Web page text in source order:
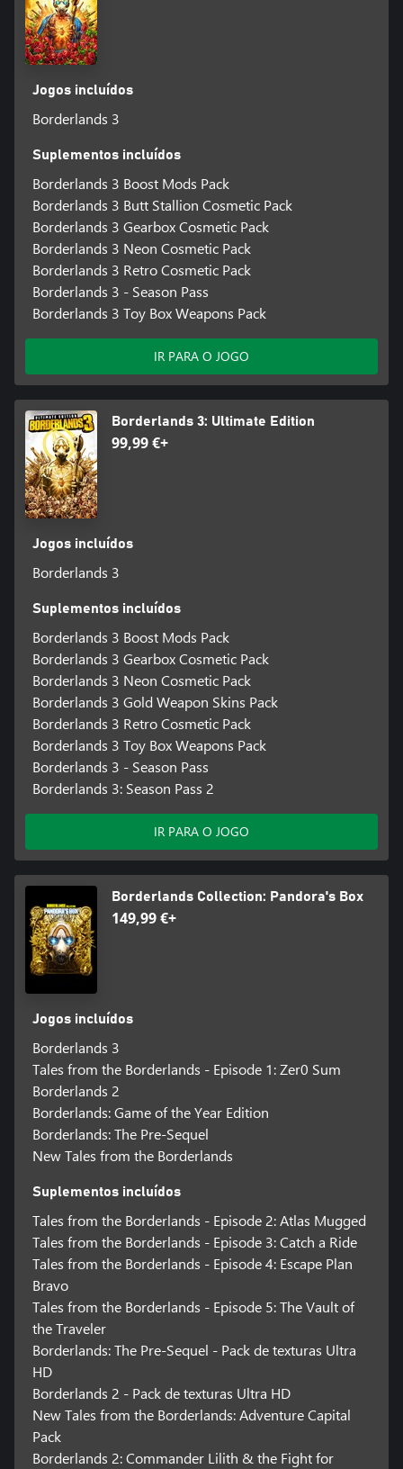
Jogos incluídos
Borderlands 3
Suplementos incluídos
Borderlands 3 Boost Mods Pack
Borderlands 3 Butt Stallion Cosmetic Pack
Borderlands 3 Gearbox Cosmetic Pack
Borderlands 3 Neon Cosmetic Pack
Borderlands 3 Retro Cosmetic Pack
Borderlands 3 - Season Pass
Borderlands 3 Toy Box Weapons Pack
IR PARA O JOGO
Borderlands 3: Ultimate Edition
99,99 €+
Jogos incluídos
Borderlands 3
Suplementos incluídos
Borderlands 3 Boost Mods Pack
Borderlands 3 Gearbox Cosmetic Pack
Borderlands 3 Neon Cosmetic Pack
Borderlands 3 Gold Weapon Skins Pack
Borderlands 3 Retro Cosmetic Pack
Borderlands 3 Toy Box Weapons Pack
Borderlands 3 - Season Pass
Borderlands 3: Season Pass 2
IR PARA O JOGO
Borderlands Collection: Pandora's Box
149,99 €+
Jogos incluídos
Borderlands 3
Tales from the Borderlands - Episode 1: Zer0 Sum
Borderlands 2
Borderlands: Game of the Year Edition
Borderlands: The Pre-Sequel
New Tales from the Borderlands
Suplementos incluídos
Tales from the Borderlands - Episode 2: Atlas Mugged
Tales from the Borderlands - Episode 3: Catch a Ride
Tales from the Borderlands - Episode 4: Escape Plan
Bravo
Tales from the Borderlands - Episode 5: The Vault of
the Traveler
Borderlands: The Pre-Sequel - Pack de texturas Ultra
HD
Borderlands 2 - Pack de texturas Ultra HD
New Tales from the Borderlands: Adventure Capital
Pack
Borderlands 2: Commander Lilith & the Fight for